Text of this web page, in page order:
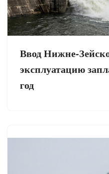
Ввод Нижне-
эксплуатацию
год